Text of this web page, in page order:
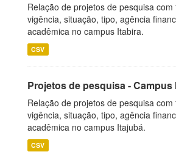
Relação de projetos de pesquisa
vigência, situação, tipo, agência
acadêmica no campus Itabira.
CSV
Projetos de pesquisa - Campus
Relação de projetos de pesquisa
vigência, situação, tipo, agência
acadêmica no campus Itajubá.
CSV